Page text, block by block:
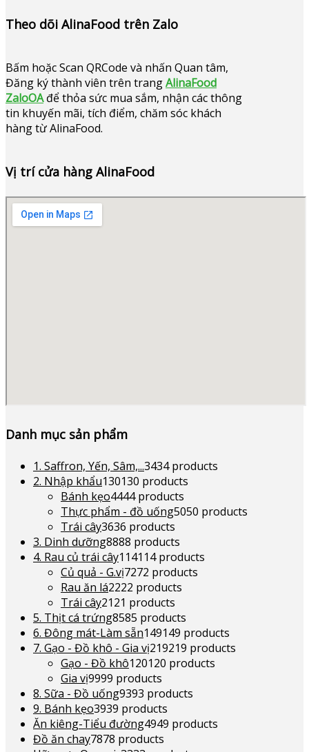
Theo dõi AlinaFood trên Zalo
Bấm hoặcScan QRCode và nhấn Quan tâm,
Đăng ký thành viên trên trangAlinaFood
ZaloOAđể thỏa sức mua sắm, nhận các thông
tin khuyến mãi, tích điểm, chăm sóc khách
hàng từ AlinaFood.
Vị trí cửa hàng AlinaFood
Danh mục sản phẩm
1. Saffron, Yến, Sâm,...3434 products
2. Nhập khẩu130130 products
Bánh kẹo4444 products
Thực phẩm - đồ uống5050 products
Trái cây3636 products
3. Dinh dưỡng8888 products
4. Rau củ trái cây114114 products
Củ quả - G.vị7272 products
Rau ăn lá2222 products
Trái cây2121 products
5. Thịt cá trứng8585 products
6. Đông mát-Làm sẵn149149 products
7. Gạo - Đồ khô - Gia vị219219 products
Gạo - Đồ khô120120 products
Gia vị9999 products
8. Sữa - Đồ uống9393 products
9. Bánh kẹo3939 products
Ăn kiêng-Tiểu đường4949 products
Đồ ăn chay7878 products